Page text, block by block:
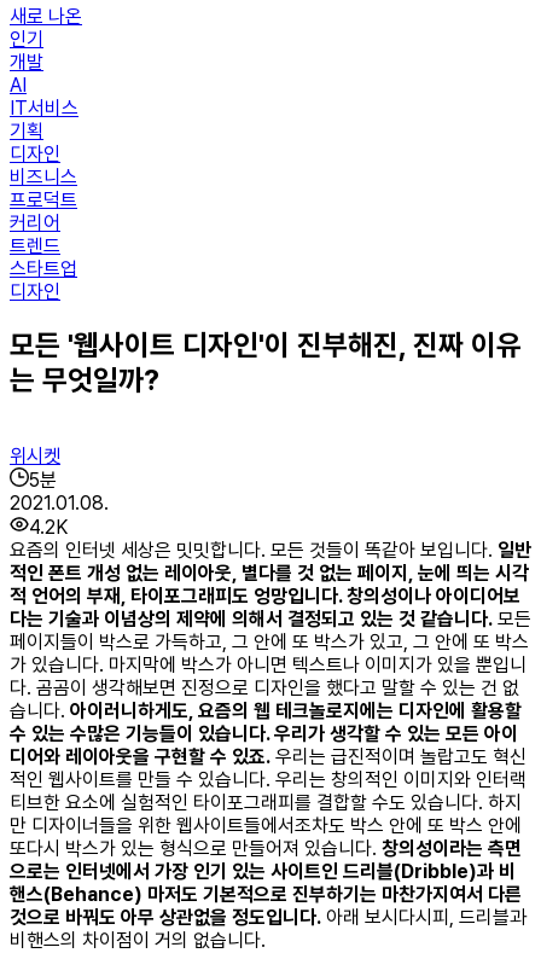
새로 나온
인기
개발
AI
IT서비스
기획
디자인
비즈니스
프로덕트
커리어
트렌드
스타트업
디자인
모든 '웹사이트 디자인'이 진부해진, 진짜 이유
는 무엇일까?
위시켓
5분
2021.01.08.
4.2K
요즘의 인터넷 세상은 밋밋합니다. 모든 것들이 똑같아 보입니다. 일반
적인 폰트 개성 없는 레이아웃, 별다를 것 없는 페이지, 눈에 띄는 시각
적 언어의 부재, 타이포그래피도 엉망입니다. 창의성이나 아이디어보
다는 기술과 이념상의 제약에 의해서 결정되고 있는 것 같습니다. 모든
페이지들이 박스로 가득하고, 그 안에 또 박스가 있고, 그 안에 또 박스
가 있습니다. 마지막에 박스가 아니면 텍스트나 이미지가 있을 뿐입니
다. 곰곰이 생각해보면 진정으로 디자인을 했다고 말할 수 있는 건 없
습니다. 아이러니하게도, 요즘의 웹 테크놀로지에는 디자인에 활용할
수 있는 수많은 기능들이 있습니다. 우리가 생각할 수 있는 모든 아이
디어와 레이아웃을 구현할 수 있죠. 우리는 급진적이며 놀랍고도 혁신
적인 웹사이트를 만들 수 있습니다. 우리는 창의적인 이미지와 인터랙
티브한 요소에 실험적인 타이포그래피를 결합할 수도 있습니다. 하지
만 디자이너들을 위한 웹사이트들에서조차도 박스 안에 또 박스 안에
또다시 박스가 있는 형식으로 만들어져 있습니다. 창의성이라는 측면
으로는 인터넷에서 가장 인기 있는 사이트인 드리블(Dribble)과 비
핸스(Behance) 마저도 기본적으로 진부하기는 마찬가지여서 다른
것으로 바꿔도 아무 상관없을 정도입니다. 아래 보시다시피, 드리블과
비핸스의 차이점이 거의 없습니다. ​